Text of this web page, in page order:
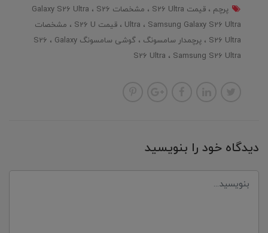
پرچم
قیمت S26 Ultra مشخصات Galaxy S26 Ultra S26
Ultra
Samsung Galaxy S26 Ultra قیمت S26 U
مشخصات
S26 Ultra
پرچمدار سامسونگ گوشی سامسونگ S26 Galaxy
S26 Ultra
Samsung S26 Ultra
دیدگاه خود را بنویسید